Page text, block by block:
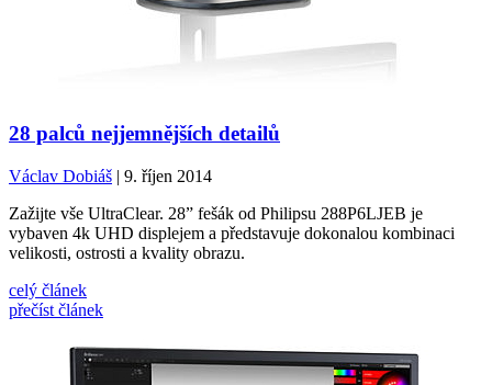
28 palců nejjemnějších detailů
Václav Dobiáš | 9. říjen 2014
Zažijte vše UltraClear. 28” fešák od Philipsu 288P6LJEB je
vybaven 4k UHD displejem a představuje dokonalou kombinaci
velikosti, ostrosti a kvality obrazu.
celý článek
přečíst článek